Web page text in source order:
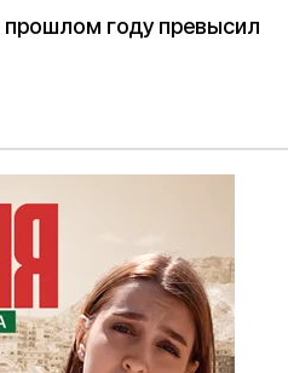
году превысил